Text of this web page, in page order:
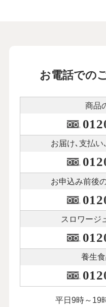
お電話での
商品
お届け､支払い､
お申込み前後
スロワージ
養生
平日9時～19